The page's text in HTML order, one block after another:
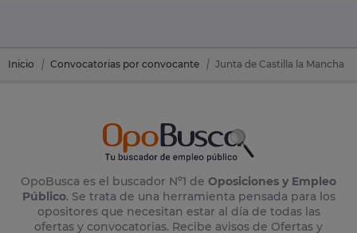
Inicio Convocatorias por convocante Junta de Castilla la Mancha
OpoBusca es el buscador Nº1 de Oposiciones y Empleo
Público. Se trata de una herramienta pensada para los
opositores que necesitan estar al día de todas las
ofertas y convocatorias. Recibe avisos de Ofertas y